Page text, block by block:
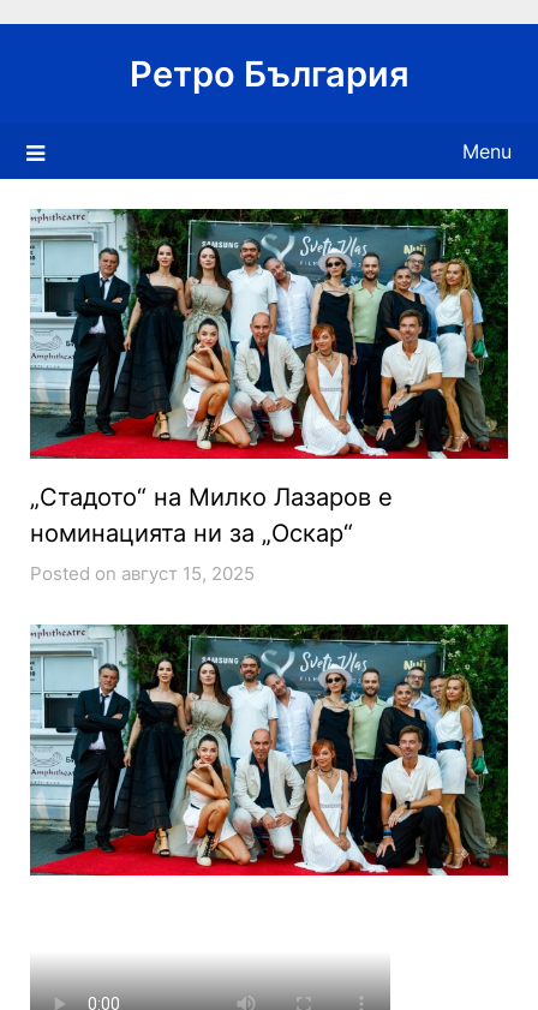
Ретро България
Menu
„Стадото“ на Милко Лазаров е
номинацията ни за „Оскар“
Posted on август 15, 2025